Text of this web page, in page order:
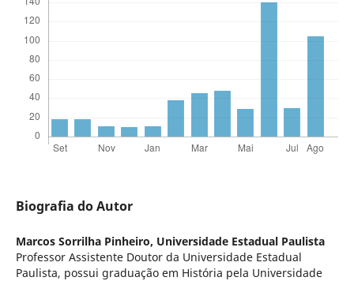
Biografia do Autor
Marcos Sorrilha Pinheiro, Universidade Estadual Paulista
Professor Assistente Doutor da Universidade Estadual
Paulista, possui graduação em História pela Universidade